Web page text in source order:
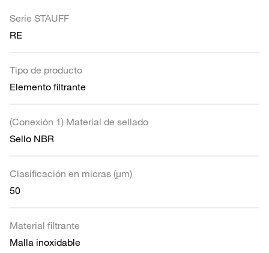
Serie STAUFF
RE
Tipo de producto
Elemento filtrante
(Conexión 1) Material de sellado
Sello NBR
Clasificación en micras (µm)
50
Material filtrante
Malla inoxidable